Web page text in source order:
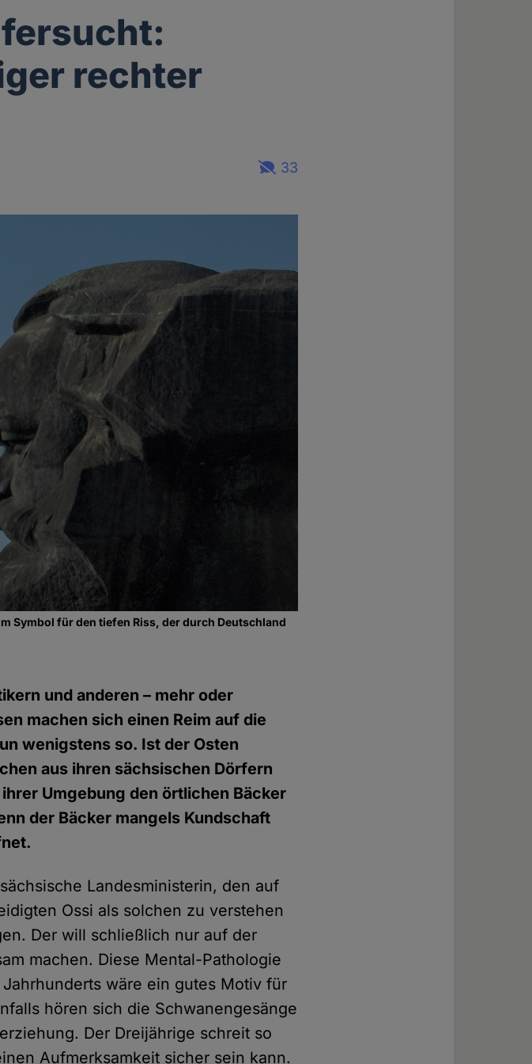
rechter
33
Symbol für den tiefen Riss, der durch Deutschland
und anderen – mehr oder
machen sich einen Reim auf die
wenigstens so. Ist der Osten
aus ihren sächsischen Dörfern
Umgebung den örtlichen Bäcker
der Bäcker mangels Kundschaft
Landesministerin, den auf
Ossi als solchen zu verstehen
Der will schließlich nur auf der
machen. Diese Mental-Pathologie
wäre ein gutes Motiv für
hören sich die Schwanengesänge
Der Dreijährige schreit so
Aufmerksamkeit sicher sein kann.